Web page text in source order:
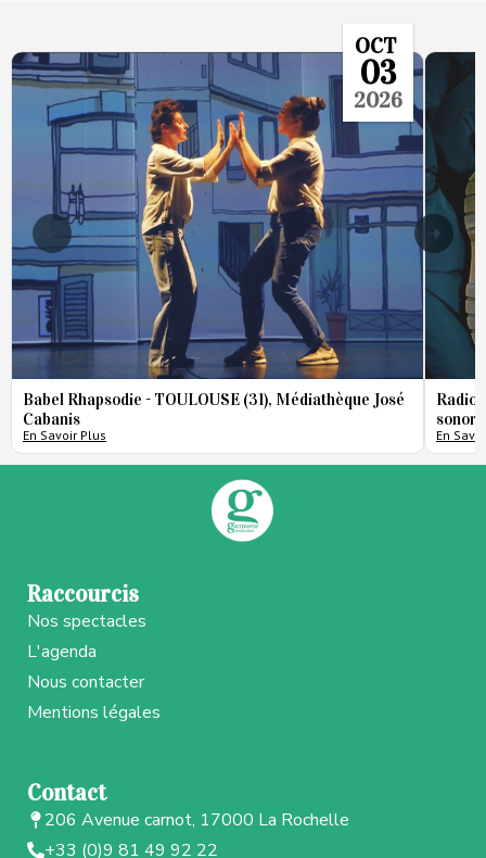
OCT
03
2026
Babel Rhapsodie - TOULOUSE (31), Médiathèque José
Cabanis
En Savoir Plus
Radio
En
Raccourcis
Nos spectacles
L'agenda
Nous contacter
Mentions légales
Contact
206 Avenue carnot, 17000 La Rochelle
+33 (0)9 81 49 92 22